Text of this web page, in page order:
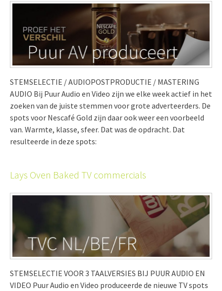
STEMSELECTIE / AUDIOPOSTPRODUCTIE / MASTERING
AUDIO Bij Puur Audio en Video zijn we elke week actief in het
zoeken van de juiste stemmen voor grote adverteerders. De
spots voor Nescafé Gold zijn daar ook weer een voorbeeld
van. Warmte, klasse, sfeer. Dat was de opdracht. Dat
resulteerde in deze spots:
Lays Oven Baked TV commercials
STEMSELECTIE VOOR 3 TAALVERSIES BIJ PUUR AUDIO EN
VIDEO Puur Audio en Video produceerde de nieuwe TV spots